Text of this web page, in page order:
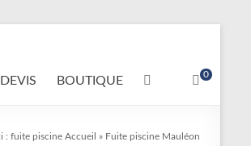
0
DEVIS BOUTIQUE
: fuite piscine Accueil » Fuite piscine Mauléon